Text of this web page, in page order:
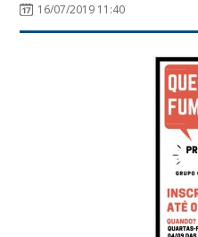
16/07/2019 11:40